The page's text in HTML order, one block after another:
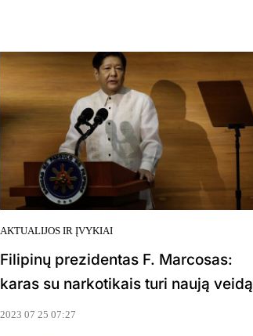
AKTUALIJOS IR ĮVYKIAI
Filipinų prezidentas F. Marcosas:
karas su narkotikais turi naują veidą
2023 07 25 07:27